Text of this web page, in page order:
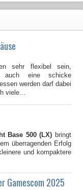
sehr flexibel sein,
eine schicke
werden darf dabei
viele...
Base 500 (LX) bringt
überragenden Erfolg
und kompaktere
Gamescom 2025